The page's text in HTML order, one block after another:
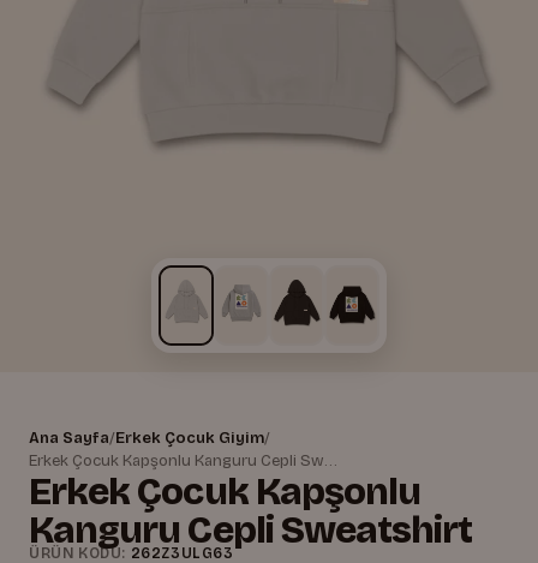
Ana Sayfa/Erkek Çocuk Giyim/
Erkek Çocuk Kapşonlu Kanguru Cepli Sweatshirt
Erkek Çocuk Kapşonlu
Kanguru Cepli Sweatshirt
ÜRÜN KODU: 262Z3ULG63